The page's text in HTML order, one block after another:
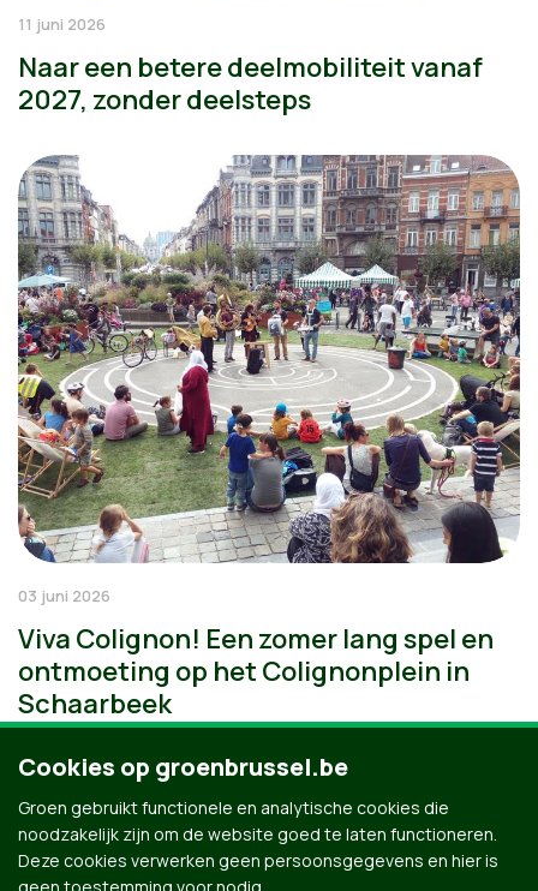
11 juni 2026
Naar een betere deelmobiliteit vanaf
2027, zonder deelsteps
03 juni 2026
Viva Colignon! Een zomer lang spel en
ontmoeting op het Colignonplein in
Schaarbeek
Cookies op groenbrussel.be
Groen gebruikt functionele en analytische cookies die
noodzakelijk zijn om de website goed te laten functioneren.
Deze cookies verwerken geen persoonsgegevens en hier is